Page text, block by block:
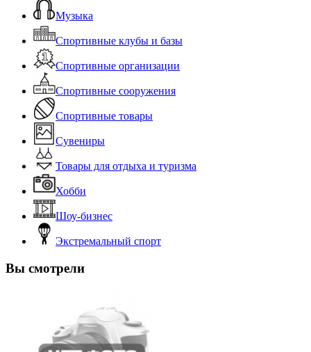
Музыка
Спортивные клубы и базы
Спортивные организации
Спортивные сооружения
Спортивные товары
Сувениры
Товары для отдыха и туризма
Хобби
Шоу-бизнес
Экстремальный спорт
Вы смотрели